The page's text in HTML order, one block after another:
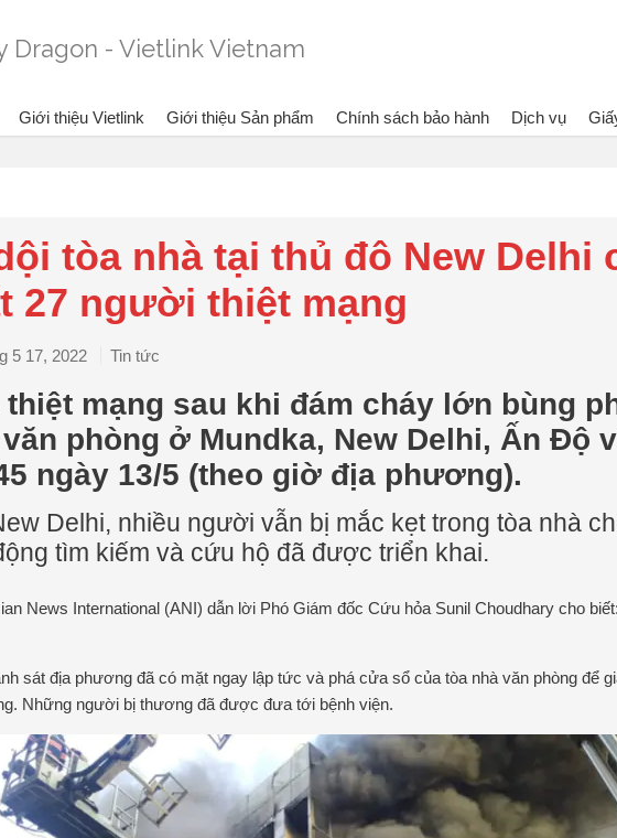
Giới thiệu Vietlink Giới thiệu Sản phẩm Chính sách bảo hành Dịch vụ
Đang xem: Bình chữa cháy Dragon - Vietlink Vietnam Tin tức
tòa nhà tại thủ đô New Delhi
27 người thiệt mạng
5 17, 2022 Tin tức
mạng sau khi đám cháy lớn bùng
phòng ở Mundka, New Delhi, Ấn Độ
ngày 13/5 (theo giờ địa phương).
Delhi, nhiều người vẫn bị mắc kẹt trong tòa nhà
tìm kiếm và cứu hộ đã được triển khai.
News International (ANI) dẫn lời Phó Giám đốc Cứu hỏa Sunil Choudhary cho
sát địa phương đã có mặt ngay lập tức và phá cửa sổ của tòa nhà văn phòng để
Những người bị thương đã được đưa tới bệnh viện.